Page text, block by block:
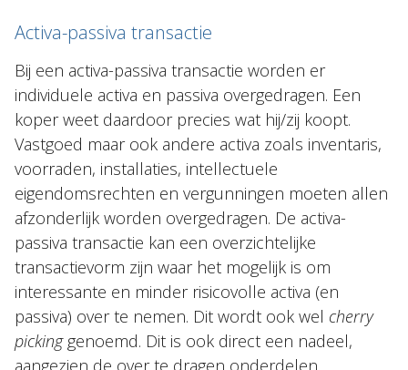
Activa-passiva transactie
Bij een activa-passiva transactie worden er
individuele activa en passiva overgedragen. Een
koper weet daardoor precies wat hij/zij koopt.
Vastgoed maar ook andere activa zoals inventaris,
voorraden, installaties, intellectuele
eigendomsrechten en vergunningen moeten allen
afzonderlijk worden overgedragen. De activa-
passiva transactie kan een overzichtelijke
transactievorm zijn waar het mogelijk is om
interessante en minder risicovolle activa (en
passiva) over te nemen. Dit wordt ook wel cherry
pickinggenoemd. Dit is ook direct een nadeel,
aangezien de over te dragen onderdelen